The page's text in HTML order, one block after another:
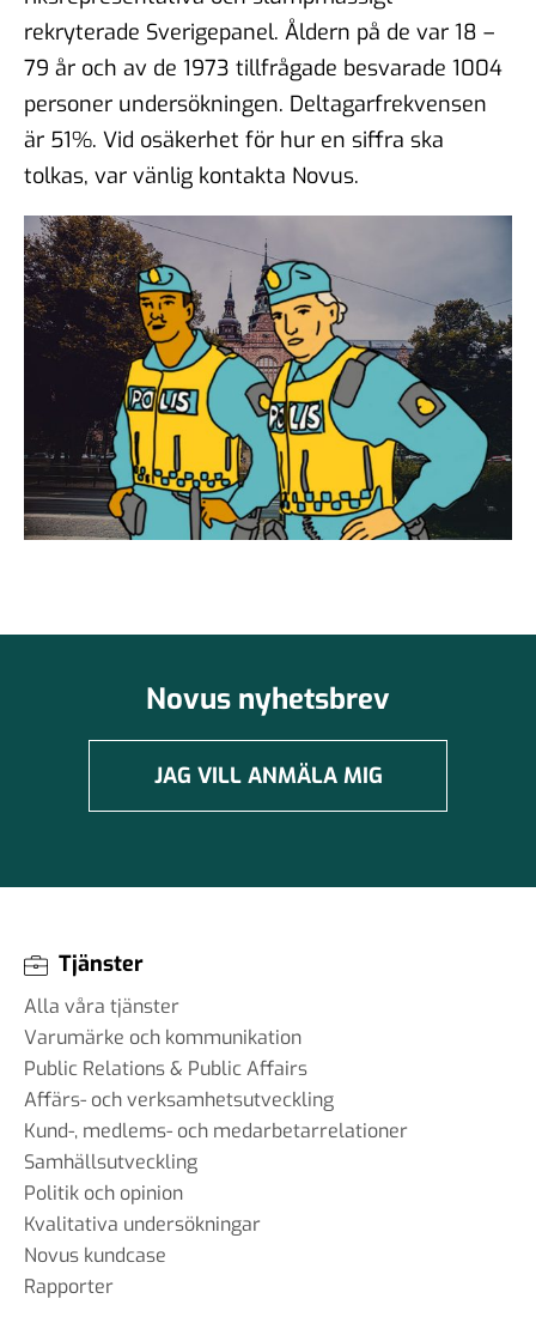
rekryterade Sverigepanel. Åldern på de var 18 –
79 år och av de 1973 tillfrågade besvarade 1004
personer undersökningen. Deltagarfrekvensen
är 51%. Vid osäkerhet för hur en siffra ska
tolkas, var vänlig kontakta Novus.
Novus nyhetsbrev
JAG VILL ANMÄLA MIG
Tjänster
Alla våra tjänster
Varumärke och kommunikation
Public Relations & Public Affairs
Affärs- och verksamhetsutveckling
Kund-, medlems- och medarbetarrelationer
Samhällsutveckling
Politik och opinion
Kvalitativa undersökningar
Novus kundcase
Rapporter